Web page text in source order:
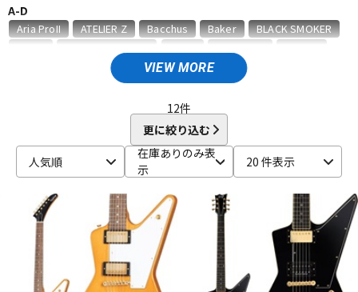
パーカッション
アンプ エフェクター
VIEW MORE
A-D
Aria ProII ATELIER Z Bacchus Baker
BLACK SMOKER
Charvel／USA Crews Maniac Sound
DEVISER dragonfly Duesenberg
E-II Epiphone
EVO
Fender
Fender (Japan Exclusive Series)
Fender Acoustics
Fender Custom Shop
Fender Japan
Fender USA
FERNANDES ／ Burny Flaxwood
Framus
Freedom Custom Guitar Research
FUJIGEN
G&L G-Life Guitars Godin
Grass Roots
GRECO
GRETSCH GUILD Guyatone
H.S.Anderson
12件
更に絞り込む
人気順
在庫ありのみ表
示
20 件表示